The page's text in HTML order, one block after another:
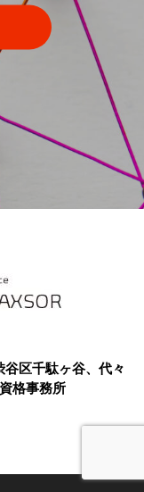
谷区千駄ヶ谷、代々
格事務所